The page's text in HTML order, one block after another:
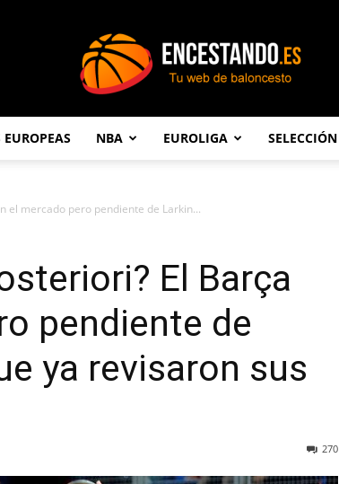
EUROPEAS NBA EUROLIGA SELECCIÓN
el mercado pero pendiente de Larkin...
El Barça
pendiente de
ya revisaron sus
270